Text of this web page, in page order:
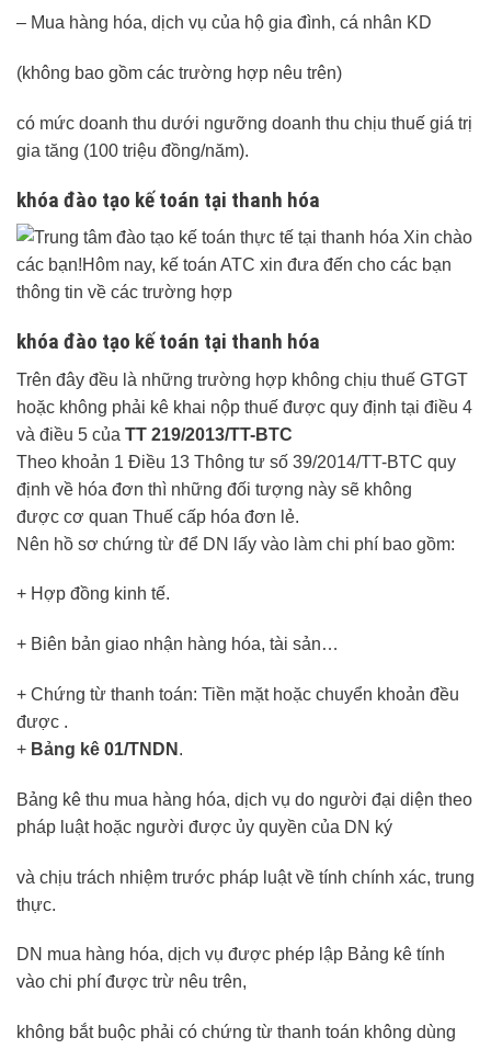
– Mua hàng hóa, dịch vụ của hộ gia đình, cá nhân KD
(không bao gồm các trường hợp nêu trên)
có mức doanh thu dưới ngưỡng doanh thu chịu thuế giá trị
gia tăng (100 triệu đồng/năm).
khóa đào tạo kế toán tại thanh hóa
khóa đào tạo kế toán tại thanh hóa
Trên đây đều là những trường hợp không chịu thuế GTGT
hoặc không phải kê khai nộp thuế được quy định tại điều 4
và điều 5 của TT 219/2013/TT-BTC
Theo khoản 1 Điều 13 Thông tư số 39/2014/TT-BTC quy
định về hóa đơn thì những đối tượng này sẽ không
được cơ quan Thuế cấp hóa đơn lẻ.
Nên hồ sơ chứng từ để DN lấy vào làm chi phí bao gồm:
+ Hợp đồng kinh tế.
+ Biên bản giao nhận hàng hóa, tài sản…
+ Chứng từ thanh toán: Tiền mặt hoặc chuyển khoản đều
được .
+ Bảng kê 01/TNDN .
Bảng kê thu mua hàng hóa, dịch vụ do người đại diện theo
pháp luật hoặc người được ủy quyền của DN ký
và chịu trách nhiệm trước pháp luật về tính chính xác, trung
thực.
DN mua hàng hóa, dịch vụ được phép lập Bảng kê tính
vào chi phí được trừ nêu trên,
không bắt buộc phải có chứng từ thanh toán không dùng